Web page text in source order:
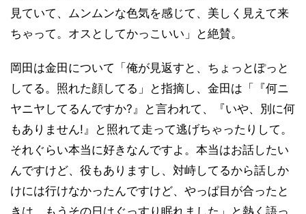
見ていて、ムンムンな色気を感じて、美しく見えて来
ちゃって。オスとしてかっこいい」と絶賛。
岡田は金田について「俺が見返すと、ちょっとぽっと
してる。照れた顔してる」と指摘し、金田は「『何ニ
ヤニヤしてるんですか?』と言われて、『いや、別に何
もありません!』と照れて走って逃げちゃったりして。
それぐらい本当に好きなんですよ。本当はお話したい
んですけど、役もありますし、対峙してるから話しか
けには行けなかったんですけど、やっぱ目が合ったと
きは、もうその日はぐっすり眠れました」と熱く語っ